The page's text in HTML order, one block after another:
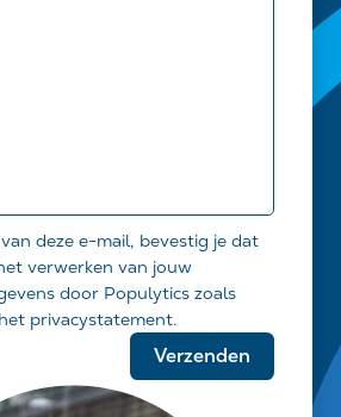
deze e-mail, bevestig je dat
verwerken van jouw
door Populytics zoals
privacystatement.